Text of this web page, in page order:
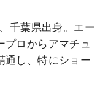
千葉県出身。エー
プロからアマチュ
通し、特にショー